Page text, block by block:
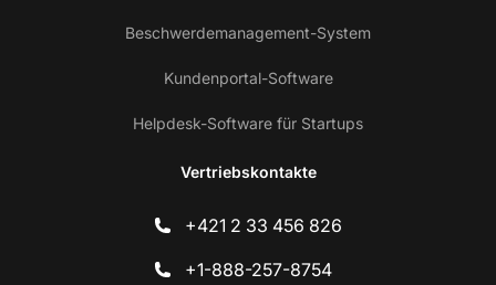
Beschwerdemanagement-System
Kundenportal-Software
Helpdesk-Software für Startups
Vertriebskontakte
+421 2 33 456 826
+1-888-257-8754